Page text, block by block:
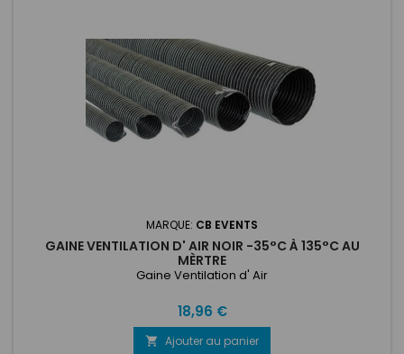
MARQUE: CB EVENTS
GAINE VENTILATION D' AIR NOIR -35°C À 135°C AU
MÈRTRE
Gaine Ventilation d' Air
Prix
18,96 €
 Ajouter au panier